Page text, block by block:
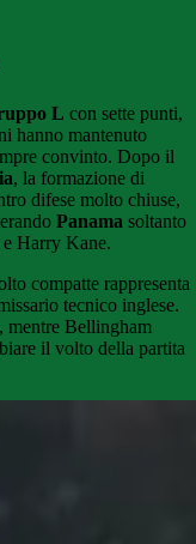
L con sette punti,
hanno mantenuto
convinto. Dopo il
, la formazione di
difese molto chiuse,
Panama soltanto
Harry Kane.
compatte rappresenta
tecnico inglese.
mentre Bellingham
il volto della partita